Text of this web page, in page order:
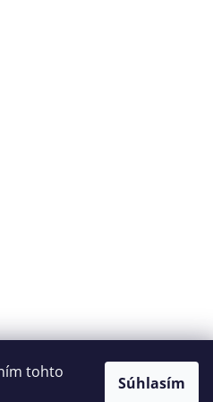
tohto
Súhlasím
údajov